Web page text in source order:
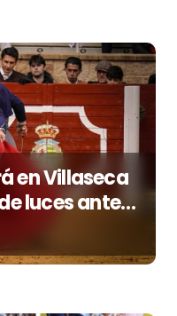
en Villaseca
luces ante